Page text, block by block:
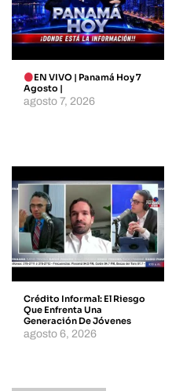
EN VIVO | Panamá Hoy 7
Agosto |
agosto 7, 2026
Crédito Informal: El Riesgo
Que Enfrenta Una
Generación De Jóvenes
agosto 6, 2026